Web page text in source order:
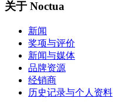
关于 Noctua
新闻
奖项与评价
新闻与媒体
品牌资源
经销商
历史记录与个人资料